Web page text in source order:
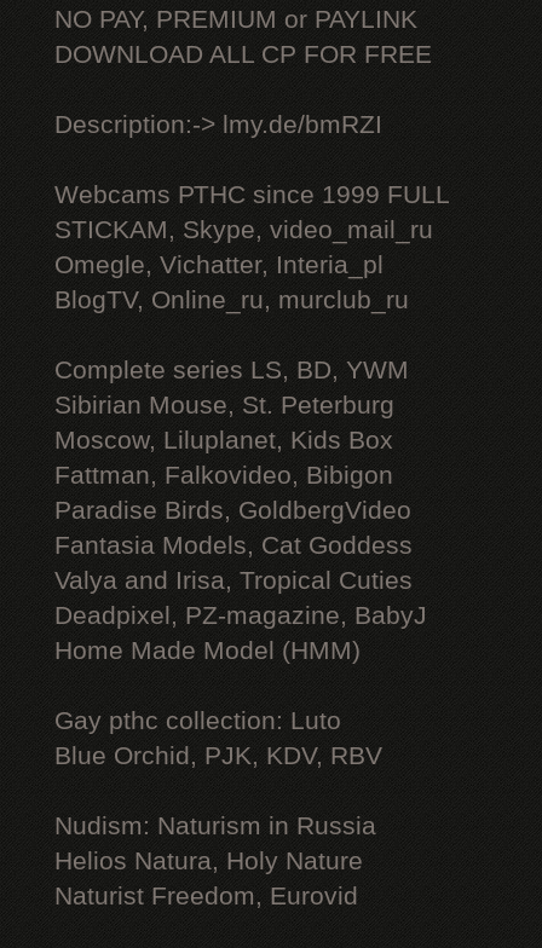
NO PAY, PREMIUM or PAYLINK
DOWNLOAD ALL СР FOR FREE
Description:-> lmy.de/bmRZI
Webcams РТНС since 1999 FULL
STICKAM, Skype, video_mail_ru
Omegle, Vichatter, Interia_pl
BlogTV, Online_ru, murclub_ru
Complete series LS, BD, YWM
Sibirian Mouse, St. Peterburg
Moscow, Liluplanet, Kids Box
Fattman, Falkovideo, Bibigon
Paradise Birds, GoldbergVideo
Fantasia Models, Cat Goddess
Valya and Irisa, Tropical Cuties
Deadpixel, PZ-magazine, BabyJ
Home Made Model (HMM)
Gay рthс collection: Luto
Blue Orchid, PJK, KDV, RBV
Nudism: Naturism in Russia
Helios Natura, Holy Nature
Naturist Freedom, Eurovid